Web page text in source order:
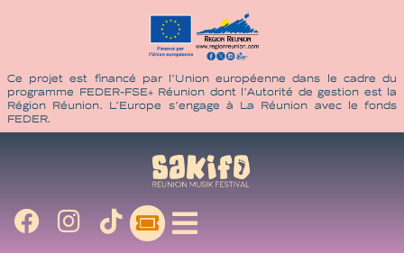
Ce projet est financé par l’Union européenne dans le cadre du
programme FEDER-FSE+ Réunion dont l’Autorité de gestion est la
Région Réunion. L’Europe s’engage à La Réunion avec le fonds
FEDER.